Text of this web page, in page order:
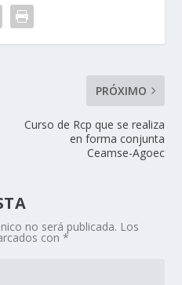
PRÓXIMO
Curso de Rcp que se realiza
en forma conjunta
Ceamse-Agoec
no será publicada. Los
con*